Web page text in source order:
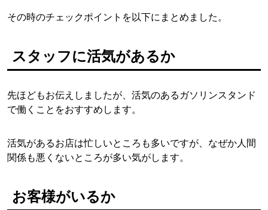
その時のチェックポイントを以下にまとめました。
スタッフに活気があるか
先ほどもお伝えしましたが、活気のあるガソリンスタンド
で働くことをおすすめします。
活気があるお店は忙しいところも多いですが、なぜか人間
関係も悪くないところが多い気がします。
お客様がいるか